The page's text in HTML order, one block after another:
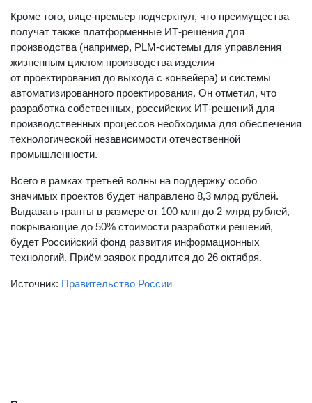
Кроме того, вице-премьер подчеркнул, что преимущества
получат также платформенные ИТ-решения для
производства (например, PLM-системы для управления
жизненным циклом производства изделия
от проектирования до выхода с конвейера) и системы
автоматизированного проектирования. Он отметил, что
разработка собственных, российских ИТ-решений для
производственных процессов необходима для обеспечения
технологической независимости отечественной
промышленности.
Всего в рамках третьей волны на поддержку особо
значимых проектов будет направлено 8,3 млрд рублей.
Выдавать гранты в размере от 100 млн до 2 млрд рублей,
покрывающие до 50% стоимости разработки решений,
будет Российский фонд развития информационных
технологий. Приём заявок продлится до 26 октября.
Источник: Правительство России